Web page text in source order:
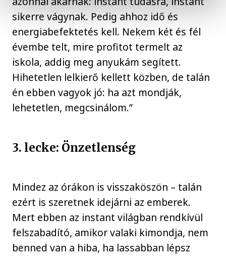
sikerre vágynak. Pedig ahhoz idő és
energiabefektetés kell. Nekem két és fél
évembe telt, mire profitot termelt az
iskola, addig meg anyukám segített.
Hihetetlen lelkierő kellett közben, de talán
én ebben vagyok jó: ha azt mondják,
lehetetlen, megcsinálom.”
3. lecke: Önzetlenség
Mindez az órákon is visszaköszön – talán
ezért is szeretnek idejárni az emberek.
Mert ebben az instant világban rendkívül
felszabadító, amikor valaki kimondja, nem
benned van a hiba, ha lassabban lépsz